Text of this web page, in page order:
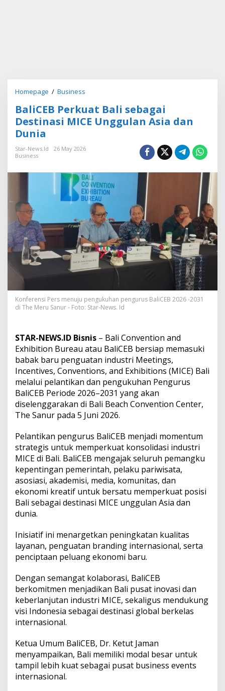
Homepage / Business
l
i
C
B
r
k
u
a
B
a
l
i
s
e
b
g
a
s
i
n
a
s
i
M
I
C
U
n
g
g
u
l
a
A
a
d
n
u
n
i
BaliCEB Perkuat Bali sebagai
Destinasi MICE Unggulan Asia dan
Dunia
Star-News.id
26 May 2026
Business
Konferensi Pers menuju pengukuhan pengurus BaliCEB 2026 -2031
di The Meru Sanur - Foto: Star-News. Id
STAR-NEWS.ID Bisnis – Bali Convention and
Exhibition Bureau atau BaliCEB bersiap memasuki
babak baru penguatan industri Meetings,
Incentives, Conventions, and Exhibitions (MICE) Bali
melalui pelantikan dan pengukuhan Pengurus
BaliCEB Periode 2026–2031 yang akan
diselenggarakan di Bali Beach Convention Center,
The Sanur pada 5 Juni 2026.
Pelantikan pengurus BaliCEB menjadi momentum
strategis untuk memperkuat konsolidasi industri
MICE di Bali. BaliCEB mengajak seluruh pemangku
kepentingan pemerintah, pelaku pariwisata,
asosiasi, akademisi, media, komunitas, dan
ekonomi kreatif untuk bersatu memperkuat posisi
Bali sebagai destinasi MICE unggulan Asia dan
dunia.
Inisiatif ini menargetkan peningkatan kualitas
layanan, penguatan branding internasional, serta
penciptaan peluang ekonomi baru.
Dengan semangat kolaborasi, BaliCEB
berkomitmen menjadikan Bali pusat inovasi dan
keberlanjutan industri MICE, sekaligus mendukung
visi Indonesia sebagai destinasi global berkelas
internasional.
Ketua Umum BaliCEB, Dr. Ketut Jaman
menyampaikan, Bali memiliki modal besar untuk
tampil lebih kuat sebagai pusat business events
internasional.